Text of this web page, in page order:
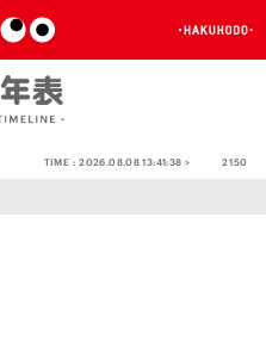
TIME :2026.08.08 13:41:38 > 2150